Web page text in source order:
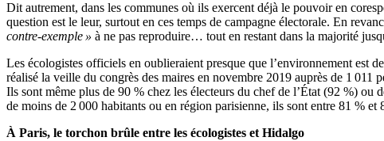
Dit autrement, dans les communes où ils exercent déjà le pouvoir en
question est le leur, surtout en ces temps de campagne électorale. En
contre-exemple » à ne pas reproduire… tout en restant dans la majorité
Les écologistes officiels en oublieraient presque que l’environnement est
réalisé la veille du congrès des maires en novembre 2019 auprès de 1 011
Ils sont même plus de 90 % chez les électeurs du chef de l’État (92 %)
de moins de 2 000 habitants ou en région parisienne, ils sont entre 81 % et
À Paris, le torchon brûle entre les écologistes et Hidalgo